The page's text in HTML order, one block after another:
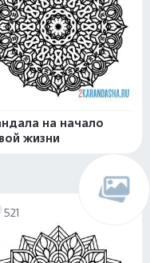
на начало
жизни
521